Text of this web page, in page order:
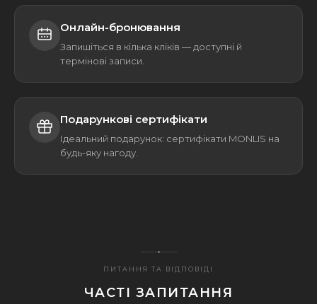
Онлайн-бронювання
Запишіться в кілька кліків — доступні й
термінові записи.
Подарункові сертифікати
Ідеальний подарунок: сертифікати MONLIS на
будь-яку нагоду.
ПИТАННЯ ТА ВІДПОВІДІ
ЧАСТІ ЗАПИТАННЯ